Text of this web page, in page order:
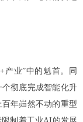
业”中的魁首。同
彻底完成智能化升
年岿然不动的重型